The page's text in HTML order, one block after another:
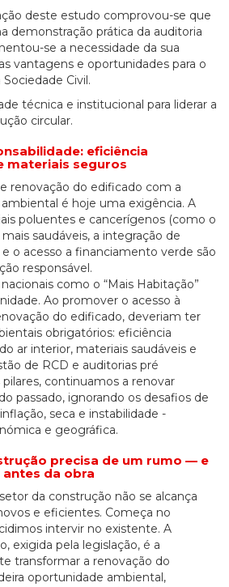
deste estudo comprovou-se que
demonstração prática da auditoria
se a necessidade da sua
vantagens e oportunidades para o
Civil.
técnica e institucional para liderar a
circular.
eficiência
materiais seguros
renovação do edificado com a
é hoje uma exigência. A
poluentes e cancerígenos (como o
saudáveis, a integração de
o acesso a financiamento verde são
responsável.
como o “Mais Habitação”
Ao promover o acesso à
do edificado, deveriam ter
obrigatórios: eficiência
ar interior, materiais saudáveis e
de RCD e auditorias pré
continuamos a renovar
passado, ignorando os desafios de
seca e instabilidade -
e geográfica.
precisa de um rumo — e
da obra
da construção não se alcança
e eficientes. Começa no
intervir no existente. A
exigida pela legislação, é a
transformar a renovação do
oportunidade ambiental,